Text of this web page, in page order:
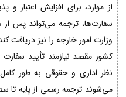
از موارد، برای افزایش اعتبار
سفارت‌ها، ترجمه می‌تواند پس
وزارت امور خارجه را نیز دریافت
کشور مقصد نیازمند تأیید
نظر اداری و حقوقی به طور
می‌شوند ترجمه رسمی از پایه تا